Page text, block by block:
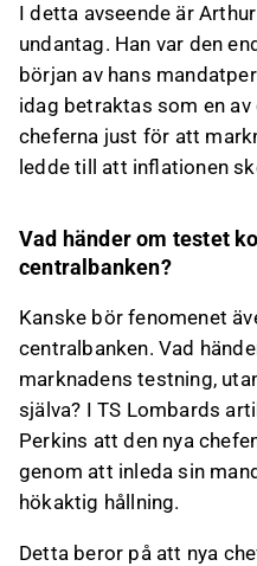
I detta avseende är
undantag. Han var den
början av hans
idag betraktas som en
cheferna just för att
ledde till att inflationen
Vad händer om testet
centralbanken?
Kanske bör fenomenet
centralbanken. Vad
marknadens testning,
själva? I TS Lombards
Perkins att den nya
genom att inleda sin
hökaktig hållning.
Detta beror på att nya